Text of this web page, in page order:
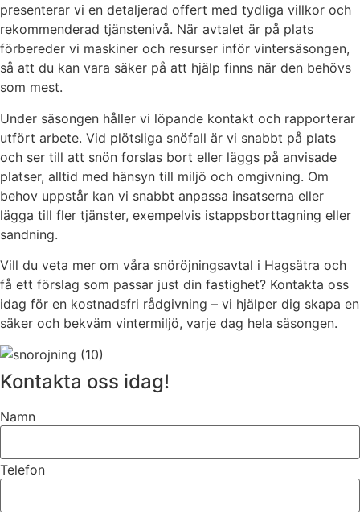
presenterar vi en detaljerad offert med tydliga villkor och
rekommenderad tjänstenivå. När avtalet är på plats
förbereder vi maskiner och resurser inför vintersäsongen,
så att du kan vara säker på att hjälp finns när den behövs
som mest.
Under säsongen håller vi löpande kontakt och rapporterar
utfört arbete. Vid plötsliga snöfall är vi snabbt på plats
och ser till att snön forslas bort eller läggs på anvisade
platser, alltid med hänsyn till miljö och omgivning. Om
behov uppstår kan vi snabbt anpassa insatserna eller
lägga till fler tjänster, exempelvis istappsborttagning eller
sandning.
Vill du veta mer om våra snöröjningsavtal i Hagsätra och
få ett förslag som passar just din fastighet? Kontakta oss
idag för en kostnadsfri rådgivning – vi hjälper dig skapa en
säker och bekväm vintermiljö, varje dag hela säsongen.
Kontakta oss idag!
Namn
Telefon